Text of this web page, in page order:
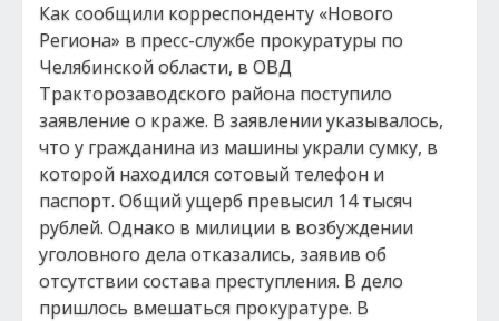
Как сообщили корреспонденту «Нового
Региона» в пресс-службе прокуратуры по
Челябинской области, в ОВД
Тракторозаводского района поступило
заявление о краже. В заявлении указывалось,
что у гражданина из машины украли сумку, в
которой находился сотовый телефон и
паспорт. Общий ущерб превысил 14 тысяч
рублей. Однако в милиции в возбуждении
уголовного дела отказались, заявив об
отсутствии состава преступления. В дело
пришлось вмешаться прокуратуре. В